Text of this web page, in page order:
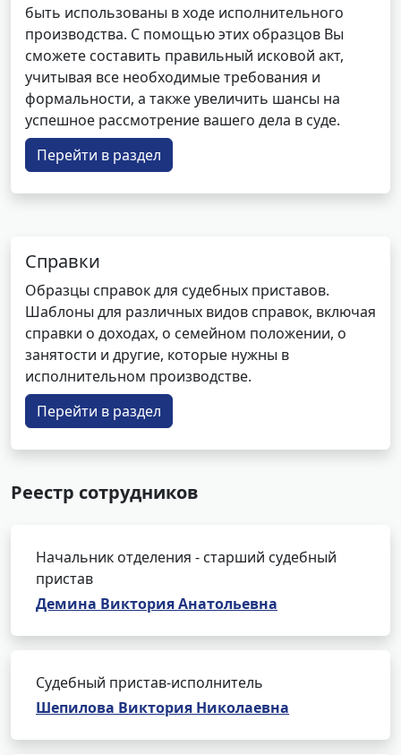
быть использованы в ходе исполнительного
производства. С помощью этих образцов Вы
сможете составить правильный исковой акт,
учитывая все необходимые требования и
формальности, а также увеличить шансы на
успешное рассмотрение вашего дела в суде.
Перейти в раздел
Справки
Образцы справок для судебных приставов.
Шаблоны для различных видов справок, включая
справки о доходах, о семейном положении, о
занятости и другие, которые нужны в
исполнительном производстве.
Перейти в раздел
Реестр сотрудников
Начальник отделения - старший судебный
пристав
Демина Виктория Анатольевна
Судебный пристав-исполнитель
Шепилова Виктория Николаевна